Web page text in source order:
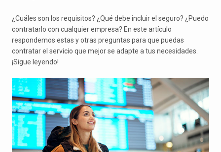
¿Cuáles son los requisitos? ¿Qué debe incluir el seguro? ¿Puedo
contratarlo con cualquier empresa? En este artículo
respondemos estas y otras preguntas para que puedas
contratar el servicio que mejor se adapte a tus necesidades.
¡Sigue leyendo!